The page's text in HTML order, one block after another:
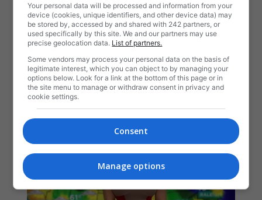
Your personal data will be processed and information from your
device (cookies, unique identifiers, and other device data) may
be stored by, accessed by and shared with 242 partners, or
used specifically by this site. We and our partners may use
precise geolocation data. List of partners.
Some vendors may process your personal data on the basis of
legitimate interest, which you can object to by managing your
options below. Look for a link at the bottom of this page or in
the site menu to manage or withdraw consent in privacy and
cookie settings.
Consent
Manage options